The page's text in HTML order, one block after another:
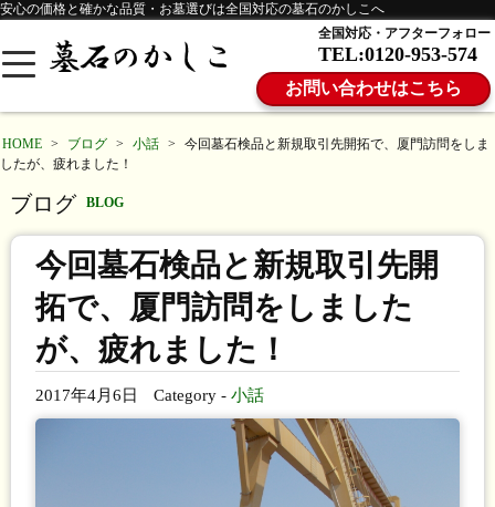
安心の価格と確かな品質・お墓選びは全国対応の墓石のかしこへ
全国対応・アフターフォロー
TEL:0120-953-574
お問い合わせはこちら
HOME > ブログ > 小話 >
今回墓石検品と新規取引先開拓で、厦門訪問をしま
したが、疲れました！
ブログ BLOG
今回墓石検品と新規取引先開
拓で、厦門訪問をしました
が、疲れました！
2017年4月6日 Category -小話